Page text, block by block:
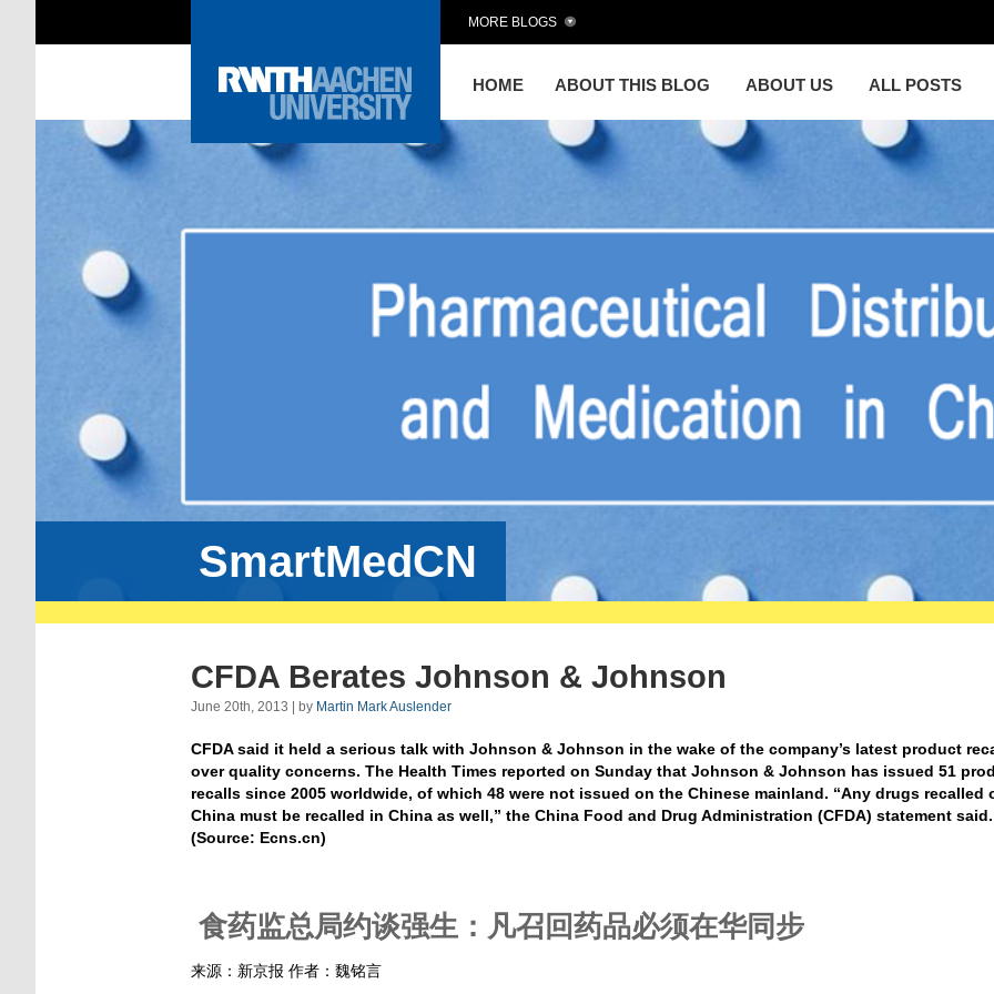
HOME ABOUT THIS BLOG ABOUT US ALL POSTS
MORE BLOGS
SmartMedCN
CFDA Berates Johnson & Johnson
June 20th, 2013 | by Martin Mark Auslender
CFDA said it held a serious talk with Johnson & Johnson in the wake of the company’s latest product
over quality concerns. The Health Times reported on Sunday that Johnson & Johnson has issued 51
recalls since 2005 worldwide, of which 48 were not issued on the Chinese mainland. “Any drugs recalled
China must be recalled in China as well,” the China Food and Drug Administration (CFDA) statement said.
(Source: Ecns.cn)
食药监总局约谈强生：凡召回药品必须在华同步
来源：新京报 作者：魏铭言